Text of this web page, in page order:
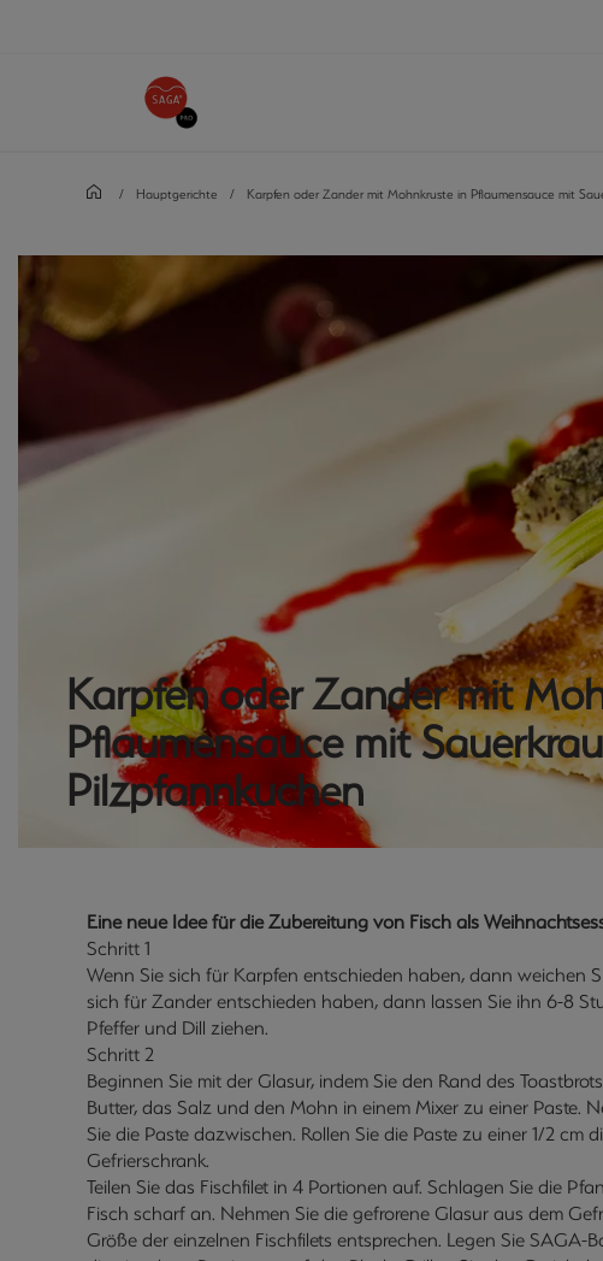
/ Hauptgerichte / Karpfen oder Zander mit Mohnkruste in Pflaumensauce mit
Karpfen oder Zander mit
Pflaumensauce mit
Pilzpfannkuchen
Eine neue Idee für die Zubereitung von Fisch als
Schritt 1
Wenn Sie sich für Karpfen entschieden haben, dann weichen
sich für Zander entschieden haben, dann lassen Sie ihn 6-8
Pfeffer und Dill ziehen.
Schritt 2
Beginnen Sie mit der Glasur, indem Sie den Rand des
Butter, das Salz und den Mohn in einem Mixer zu einer Paste.
Sie die Paste dazwischen. Rollen Sie die Paste zu einer 1/2 cm
Gefrierschrank.
Teilen Sie das Fischfilet in 4 Portionen auf. Schlagen Sie die
Fisch scharf an. Nehmen Sie die gefrorene Glasur aus dem
Größe der einzelnen Fischfilets entsprechen. Legen Sie